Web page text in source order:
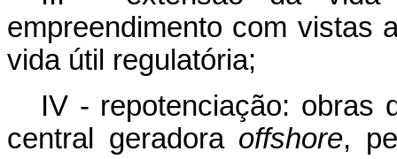
empreendimento com vistas
vida útil regulatória;
IV - repotenciação: obras
central geradora offshore,